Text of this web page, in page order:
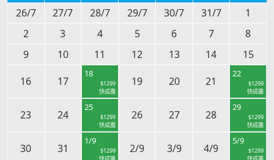
26/7
27/7 28/7 29/7 30/7 31/7
1
2
3 4 5 6 7
8
9
10 11 12 13 14 15
16 17
18
$1299
快成團
19 20 21
22
$1299
快成團
23 24
25
$1299
快成團
26 27 28
29
$1299
快成團
30 31
1/9
$1299
快成團
2/9 3/9 4/9
5/9
$1299
快成團